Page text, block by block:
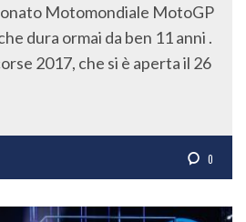
Motomondiale MotoGP
dura ormai da ben 11 anni .
2017, che si è aperta il 26
0